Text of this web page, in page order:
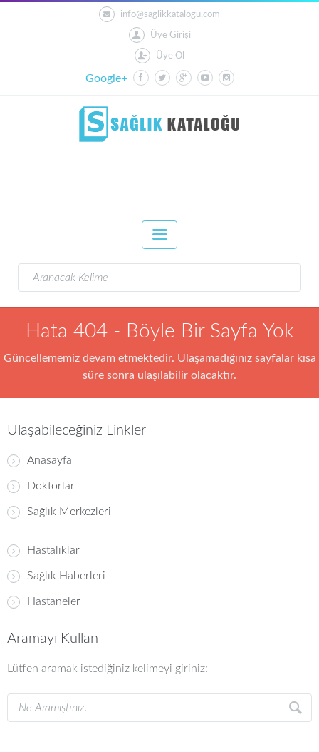
info@saglikkatalogu.com
Üye Girişi
Üye Ol
Google+
Hata 404 - Böyle Bir Sayfa Yok
Güncellememiz devam etmektedir. Ulaşamadığınız sayfalar kısa
süre sonra ulaşılabilir olacaktır.
Ulaşabileceğiniz Linkler
Anasayfa
Doktorlar
Sağlık Merkezleri
Hastalıklar
Sağlık Haberleri
Hastaneler
Aramayı Kullan
Lütfen aramak istediğiniz kelimeyi giriniz: